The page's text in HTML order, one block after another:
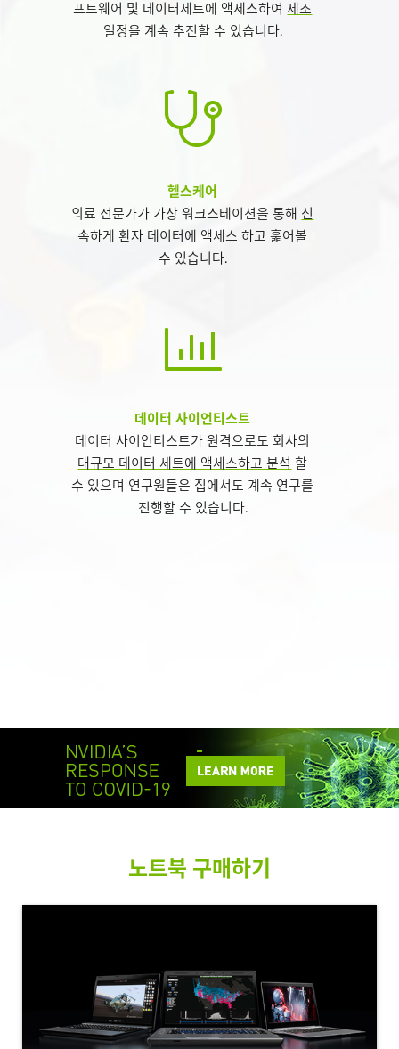
프트웨어 및 데이터세트에 액세스하여제조
일정을 계속 추진할 수 있습니다.
헬스케어
의료 전문가가 가상 워크스테이션을 통해 신
속하게 환자 데이터에 액세스 하고 훑어볼
수 있습니다.
데이터 사이언티스트
데이터 사이언티스트가 원격으로도 회사의
대규모 데이터 세트에 액세스하고 분석 할
수 있으며 연구원들은 집에서도 계속 연구를
진행할 수 있습니다.
노트북 구매하기